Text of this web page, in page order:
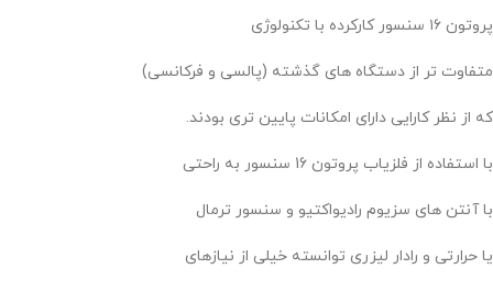
پروتون ۱۶ سنسور کارکرده با تکنولوژی
متفاوت تر از دستگاه های گذشته (پالسی و فرکانسی)
که از نظر کارایی دارای امکانات پایین تری بودند.
با استفاده از فلزیاب پروتون 16 سنسور به راحتی
با آنتن های سزیوم رادیواکتیو و سنسور ترمال
یا حرارتی و رادار لیزری توانسته خیلی از نیازهای